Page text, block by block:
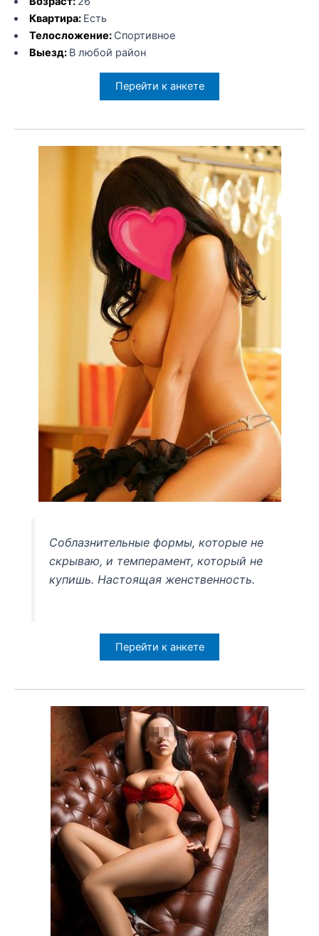
Квартира: Есть
Телосложение: Спортивное
Выезд: В любой район
Перейти к анкете
Соблазнительные формы, которые не
скрываю, и темперамент, который не
купишь. Настоящая женственность.
Перейти к анкете